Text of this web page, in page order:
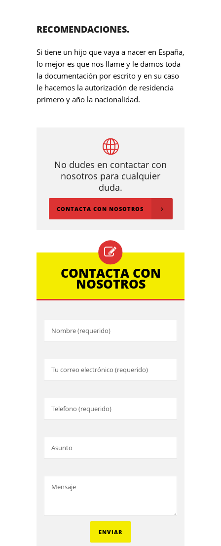
RECOMENDACIONES.
Si tiene un hijo que vaya a nacer en España,
lo mejor es que nos llame y le damos toda
la documentación por escrito y en su caso
le hacemos la autorización de residencia
primero y año la nacionalidad.
No dudes en contactar con
nosotros para cualquier
duda.
CONTACTA CON NOSOTROS
CONTACTA CON
NOSOTROS